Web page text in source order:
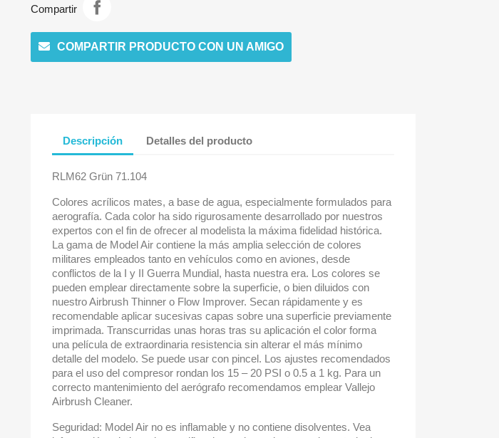
Compartir
COMPARTIR PRODUCTO CON UN AMIGO
Descripción Detalles del producto
RLM62 Grün 71.104
Colores acrílicos mates, a base de agua, especialmente formulados para
aerografía. Cada color ha sido rigurosamente desarrollado por nuestros
expertos con el fin de ofrecer al modelista la máxima fidelidad histórica.
La gama de Model Air contiene la más amplia selección de colores
militares empleados tanto en vehículos como en aviones, desde
conflictos de la I y II Guerra Mundial, hasta nuestra era. Los colores se
pueden emplear directamente sobre la superficie, o bien diluidos con
nuestro Airbrush Thinner o Flow Improver. Secan rápidamente y es
recomendable aplicar sucesivas capas sobre una superficie previamente
imprimada. Transcurridas unas horas tras su aplicación el color forma
una película de extraordinaria resistencia sin alterar el más mínimo
detalle del modelo. Se puede usar con pincel. Los ajustes recomendados
para el uso del compresor rondan los 15 – 20 PSI o 0.5 a 1 kg. Para un
correcto mantenimiento del aerógrafo recomendamos emplear Vallejo
Airbrush Cleaner.
Seguridad: Model Air no es inflamable y no contiene disolventes. Vea